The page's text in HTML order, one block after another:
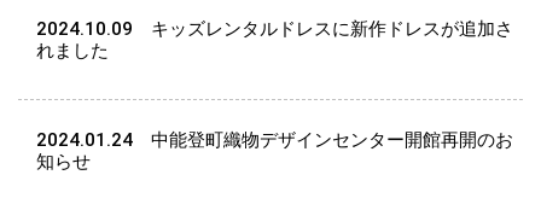
2024.10.09
キッズレンタルドレスに新作ドレスが追加さ
れました
2024.01.24
中能登町織物デザインセンター開館再開のお
知らせ